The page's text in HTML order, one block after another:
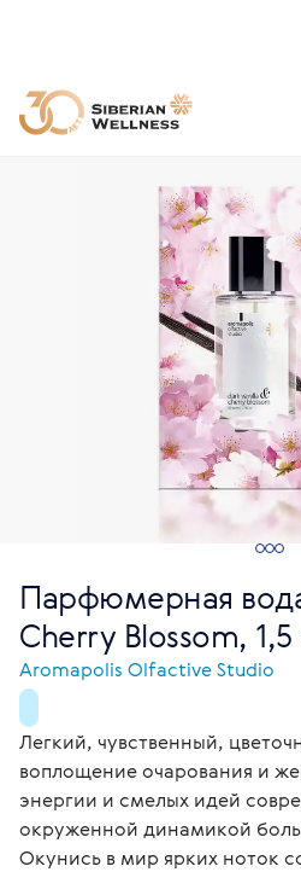
Парфюмерная
Cherry Blossom,
Aromapolis Olfactive Studio
Легкий, чувственный,
воплощение очарования и
энергии и смелых идей
окруженной динамикой
Окунись в мир ярких ноток